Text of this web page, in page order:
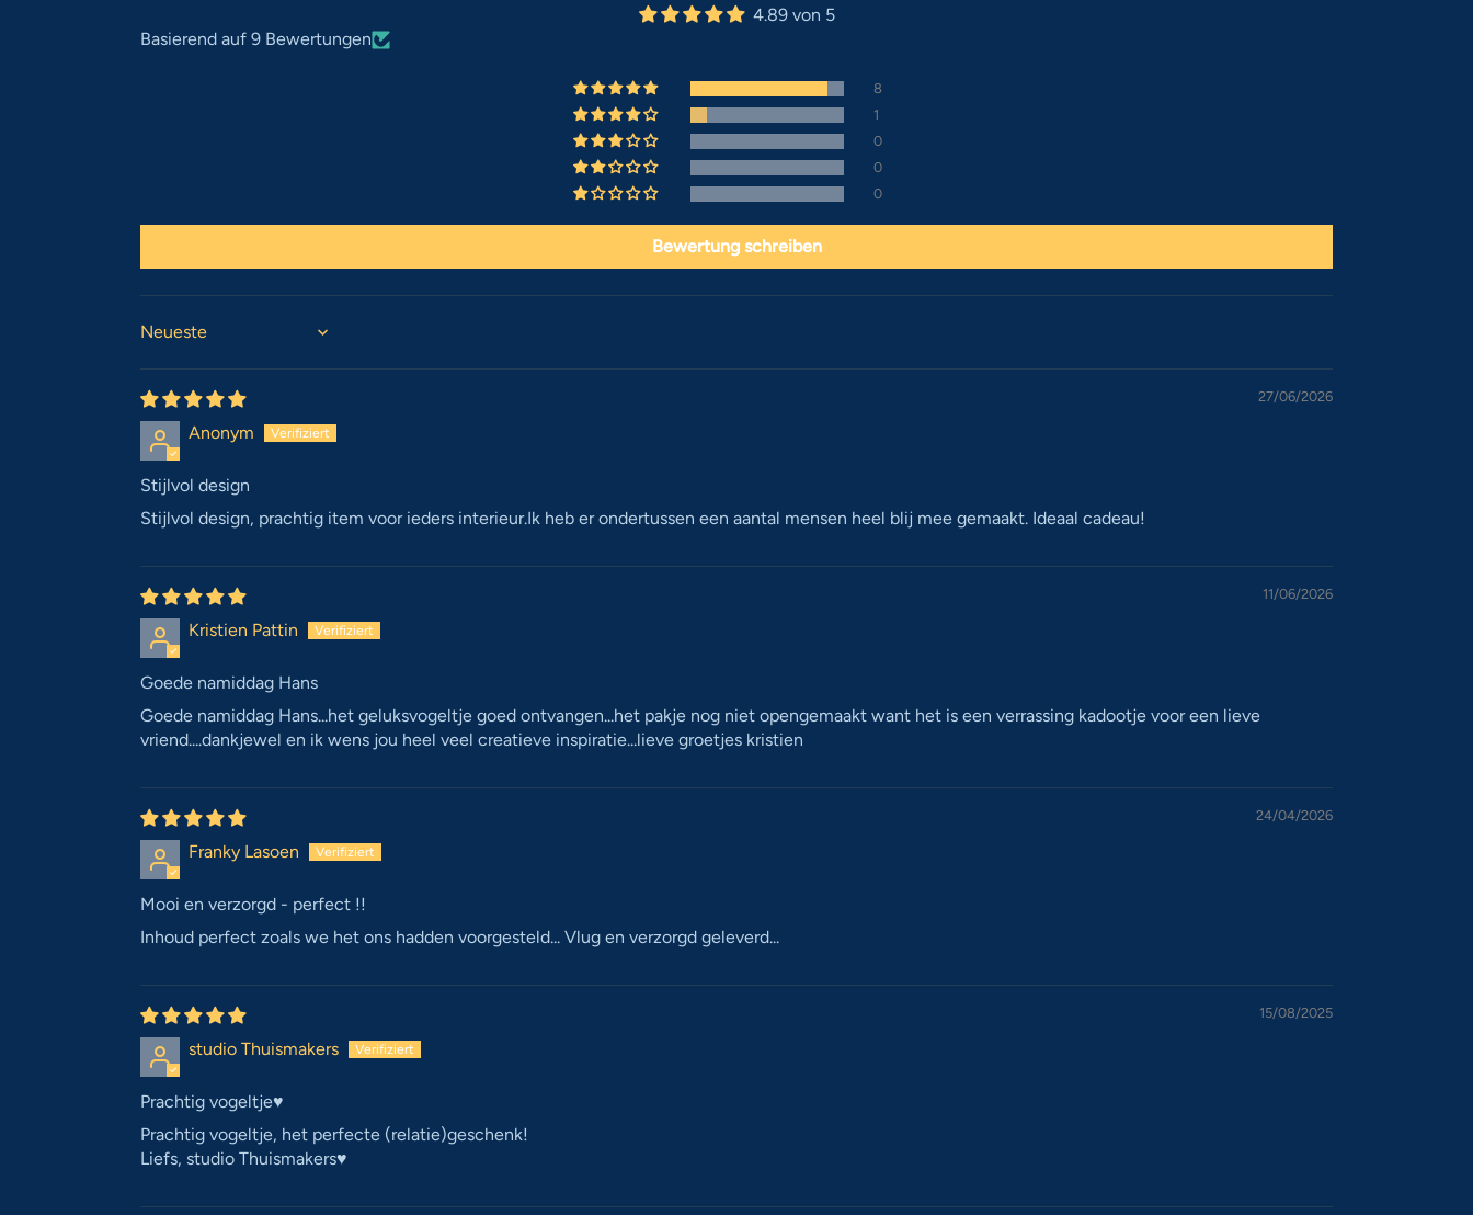
4.89 von 5
Basierend auf 9 Bewertungen
8
1
0
0
0
Bewertung schreiben
Sort by
27/06/2026
Anonym
Stijlvol design
Stijlvol design, prachtig item voor ieders interieur.Ik heb er ondertussen een aantal mensen heel blij mee gemaakt. Ideaal cadeau!
11/06/2026
Kristien Pattin
Goede namiddag Hans
Goede namiddag Hans...het geluksvogeltje goed ontvangen...het pakje nog niet opengemaakt want het is een verrassing kadootje voor een lieve
vriend....dankjewel en ik wens jou heel veel creatieve inspiratie...lieve groetjes kristien
24/04/2026
Franky Lasoen
Mooi en verzorgd - perfect !!
Inhoud perfect zoals we het ons hadden voorgesteld... Vlug en verzorgd geleverd...
15/08/2025
studio Thuismakers
Prachtig vogeltje♥️
Prachtig vogeltje, het perfecte (relatie)geschenk!
Liefs, studio Thuismakers♥️